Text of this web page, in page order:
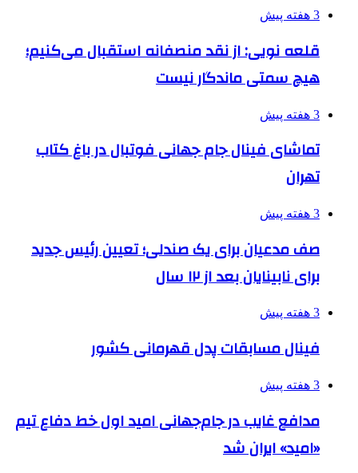
3 هفته پیش
قلعه نویی: از نقد منصفانه استقبال می‌کنیم؛
هیچ سمتی ماندگار نیست
3 هفته پیش
تماشای فینال جام جهانی فوتبال در باغ کتاب
تهران
3 هفته پیش
صف مدعیان برای یک صندلی؛ تعیین رئیس جدید
برای نابینایان بعد از ۱۲ سال
3 هفته پیش
فینال مسابقات پدل قهرمانی کشور
3 هفته پیش
مدافع غایب در جام‌جهانی امید اول خط دفاع تیم
«امید» ایران شد